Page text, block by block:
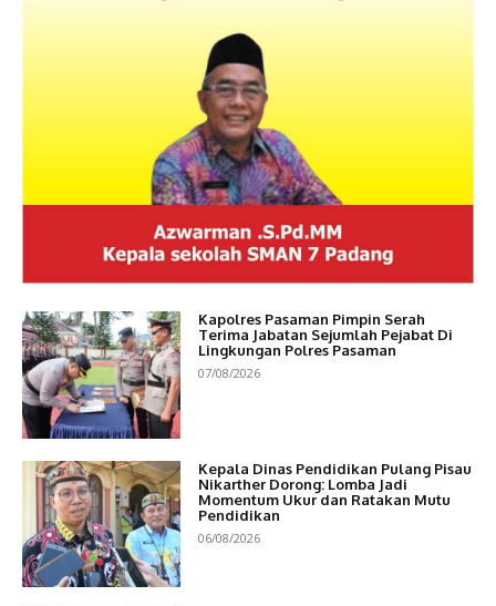
Kapolres Pasaman Pimpin Serah
Terima Jabatan Sejumlah Pejabat Di
Lingkungan Polres Pasaman
07/08/2026
Kepala Dinas Pendidikan Pulang Pisau
Nikarther Dorong: Lomba Jadi
Momentum Ukur dan Ratakan Mutu
Pendidikan
06/08/2026